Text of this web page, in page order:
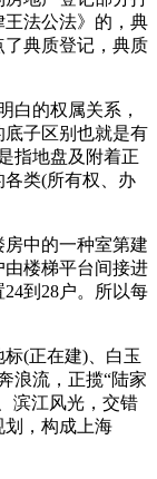
王法公法》的，典
了典质登记，典质
的权属关系，
子区别也就是有
指地盘及附着正
类(所有权、办
中的一种室第建
楼梯平台间接进
到28户。所以每
(正在建)、白玉
浪流，正揽“陆家
滨江风光，交错
划，构成上海